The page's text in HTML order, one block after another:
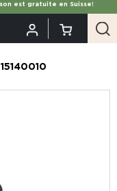
est gratuite en Suisse!